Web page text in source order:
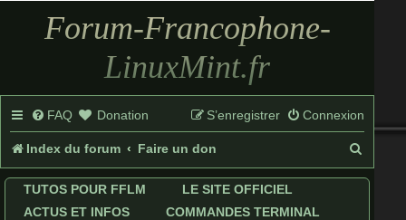
Forum-Francophone-
LinuxMint.fr
FAQ Donation Connexion
S’enregistrer
Index du forum Faire un don
e
TUTOS POUR FFLM
LE SITE OFFICIEL
ACTUS ET INFOS
COMMANDES TERMINAL